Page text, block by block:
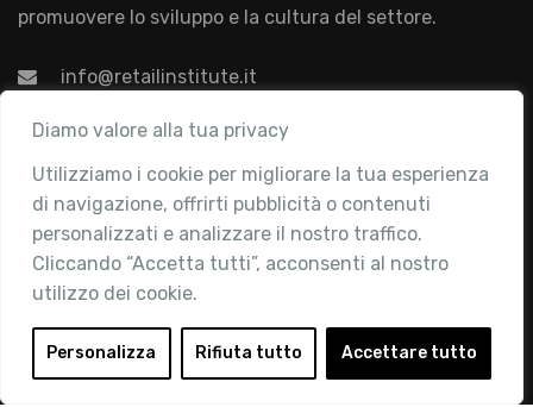
Diamo valore alla tua privacy
Utilizziamo i cookie per migliorare la tua esperienza
di navigazione, offrirti pubblicità o contenuti
personalizzati e analizzare il nostro traffico.
Cliccando “Accetta tutti”, acconsenti al nostro
utilizzo dei cookie.
Personalizza Rifiuta tutto Accettare tutto
promuovere lo sviluppo e la cultura del settore.
info@retailinstitute.it
Associazione
Chi siamo
Attività
Contatti
Area Riservata
Login
Diventa Socio